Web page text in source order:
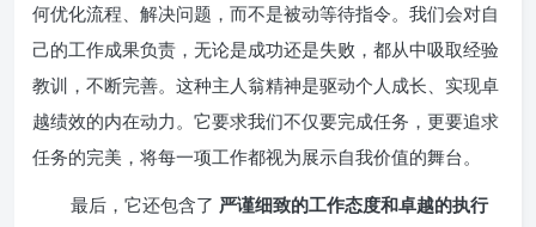
何优化流程、解决问题，而不是被动等待指令。我们会对自
己的工作成果负责，无论是成功还是失败，都从中吸取经验
教训，不断完善。这种主人翁精神是驱动个人成长、实现卓
越绩效的内在动力。它要求我们不仅要完成任务，更要追求
任务的完美，将每一项工作都视为展示自我价值的舞台。
最后，它还包含了 严谨细致的工作态度和卓越的执行